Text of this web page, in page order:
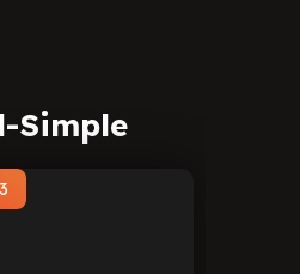
Simple